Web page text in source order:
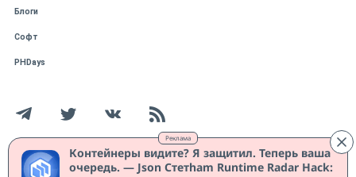
Реклама
Контейнеры видите? Я защитил. Теперь ваша
очередь. — Json Стетham Runtime Radar Hack:
Блоги
Софт
PHDays
Работает на CMS "1С-Битрикс: Управление сайтом"